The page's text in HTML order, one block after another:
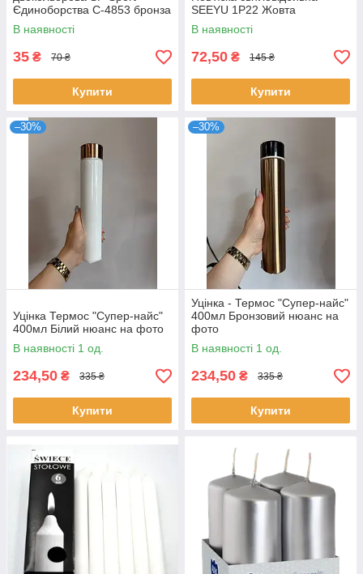
Єдиноборства C-4853 бронза
В наявності
35 ₴ 70 ₴
Купити
SEEYU 1P22 Жовта
В наявності
72,50 ₴ 145 ₴
Купити
–30%
Уцінка Термос "Супер-найс"
400мл Білий нюанс на фото
В наявності 1 од.
234,50 ₴ 335 ₴
Купити
–30%
Уцінка - Термос "Супер-найс"
400мл Бронзовий нюанс на
фото
В наявності 1 од.
234,50 ₴ 335 ₴
Купити